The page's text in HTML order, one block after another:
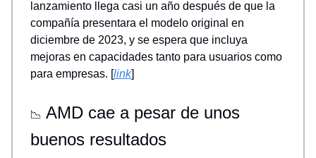
lanzamiento llega casi un año después de que la
compañía presentara el modelo original en
diciembre de 2023, y se espera que incluya
mejoras en capacidades tanto para usuarios como
para empresas. [link]
📉 AMD cae a pesar de unos
buenos resultados